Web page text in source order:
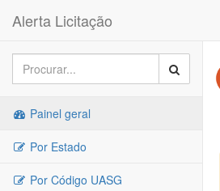
Alerta Licitação
Painel geral
Por Estado
Por Código UASG